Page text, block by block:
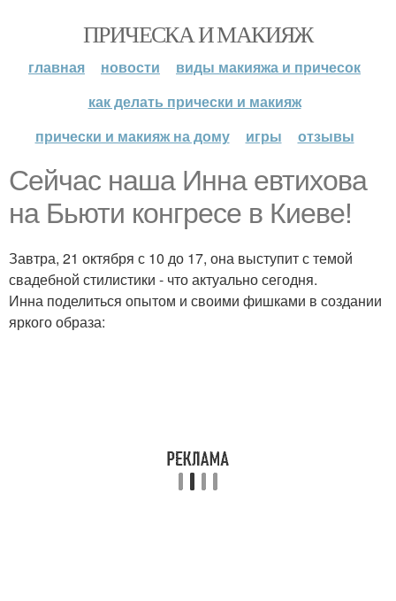
ПРИЧЕСКА И МАКИЯЖ
главная новости
виды макияжа и причесок
как делать прически и макияж
прически и макияж на дому
игры отзывы
Сейчас наша Инна евтихова
на Бьюти конгресе в Киеве!
Завтра, 21 октября с 10 до 17, она выступит с темой
свадебной стилистики - что актуально сегодня.
Инна поделиться опытом и своими фишками в создании
яркого образа: